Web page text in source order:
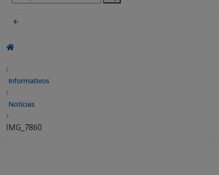
por:
Informativos
Notícias
IMG_7860